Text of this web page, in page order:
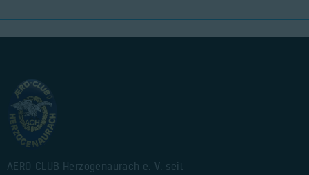
AERO-CLUB Herzogenaurach e. V. seit